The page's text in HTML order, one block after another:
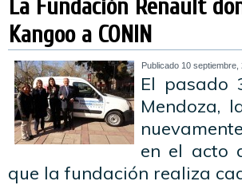
La Fundación Renault
Kangoo a CONIN
Publicado 10 septiembre,
El pasado
Mendoza,
en el acto
que la fundación realiza